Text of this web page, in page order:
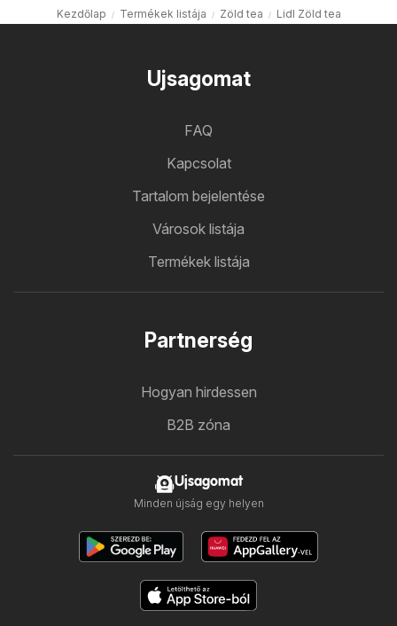
Kezdőlap Termékek listája Zöld tea Lidl Zöld tea
Ujsagomat
FAQ
Kapcsolat
Tartalom bejelentése
Városok listája
Termékek listája
Partnerség
Hogyan hirdessen
B2B zóna
Ujsagomat
Minden újság egy helyen